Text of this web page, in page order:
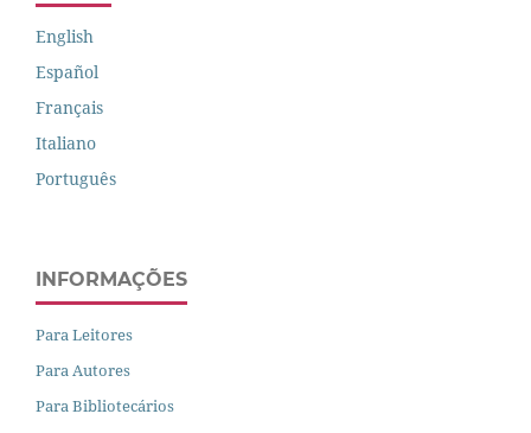
English
Español
Français
Italiano
Português
INFORMAÇÕES
Para Leitores
Para Autores
Para Bibliotecários